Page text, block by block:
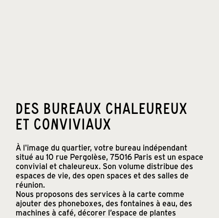
DES BUREAUX CHALEUREUX
ET CONVIVIAUX
À l'image du quartier, votre bureau indépendant
situé au 10 rue Pergolèse, 75016 Paris est un espace
convivial et chaleureux. Son volume distribue des
espaces de vie, des open spaces et des salles de
réunion.
Nous proposons des services à la carte comme
ajouter des phoneboxes, des fontaines à eau, des
machines à café, décorer l’espace de plantes